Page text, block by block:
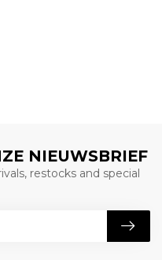
NIEUWSBRIEF
restocks and special